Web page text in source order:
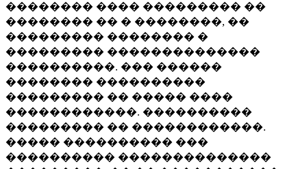
�������� ���� ��������� ��
�������� �� � ��������, ��
��������� �������� �
��������� ��������������
����������. ��� ������
�������� ����������
��������� �� ����� ����
������������. ����������
��������� �� ������������.
����� ���������� ���
���������� ��������������